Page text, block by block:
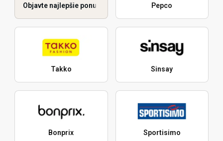
Objavte najlepšie ponuky Pepco
Takko Sinsay
Bonprix Sportisimo